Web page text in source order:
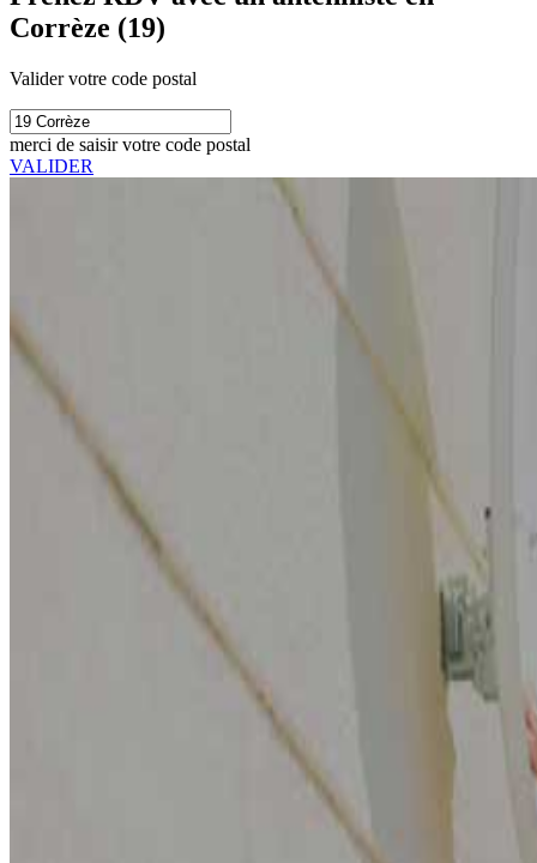
Corrèze (19)
Valider votre code postal
merci de saisir votre code postal
VALIDER